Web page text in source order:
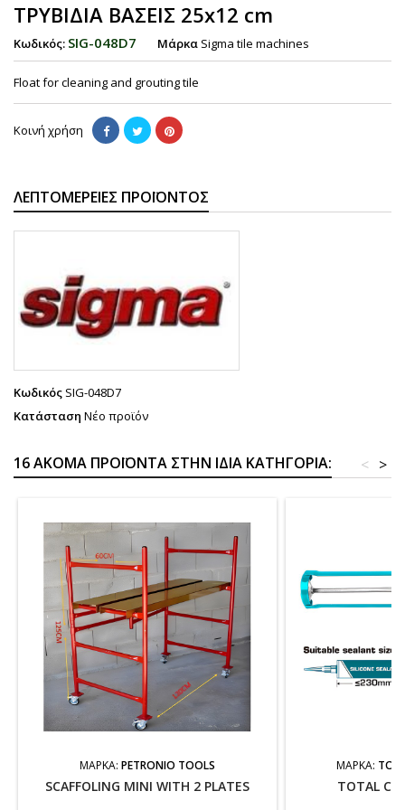
ΤΡΥΒΙΔΙΑ ΒΑΣΕΙΣ 25x12 cm
Κωδικός: SIG-048D7 Μάρκα Sigma tile machines
Float for cleaning and grouting tile
Κοινή χρήση
ΛΕΠΤΟΜΈΡΕΙΕΣ ΠΡΟΪΌΝΤΟΣ
Κωδικός SIG-048D7
Κατάσταση Νέο προϊόν
16 ΑΚΌΜΑ ΠΡΟΪΌΝΤΑ ΣΤΗΝ ΊΔΙΑ ΚΑΤΗΓΟΡΊΑ: >
<
ΜΆΡΚΑ: PETRONIO TOOLS
SCAFFOLING MINI WITH 2 PLATES
ΜΆΡΚΑ:
TOTAL